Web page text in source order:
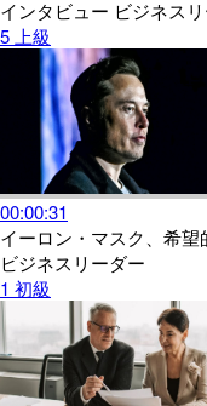
インタビュー ビジネス
5上級
00:00:31
イーロン・マスク、希望
ビジネスリーダー
1 初級